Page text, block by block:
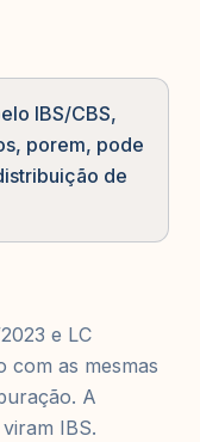
IBS/CBS,
porem, pode
de
e LC
com as mesmas
A
IBS.